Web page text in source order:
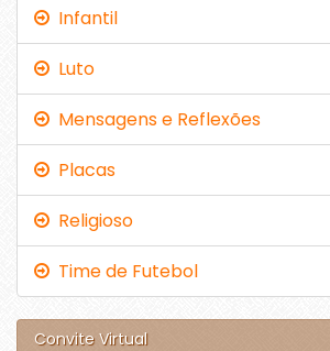
Infantil
Luto
Mensagens e Reflexões
Placas
Religioso
Time de Futebol
Convite Virtual